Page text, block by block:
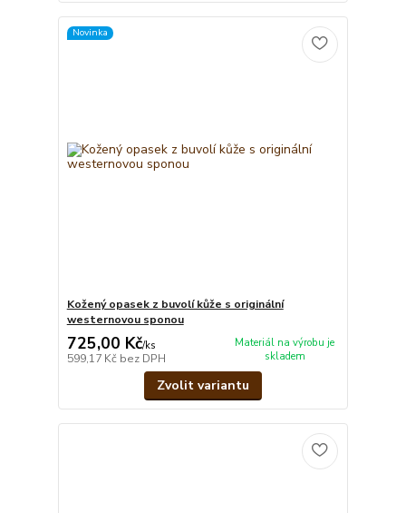
Novinka
Kožený opasek z buvolí kůže s originální
westernovou sponou
725,00 Kč/ks
599,17 Kč bez DPH
Materiál na výrobu je
skladem
Zvolit variantu